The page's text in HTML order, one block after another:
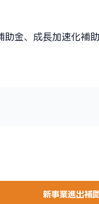
金、成長加速化補
新事業進出補